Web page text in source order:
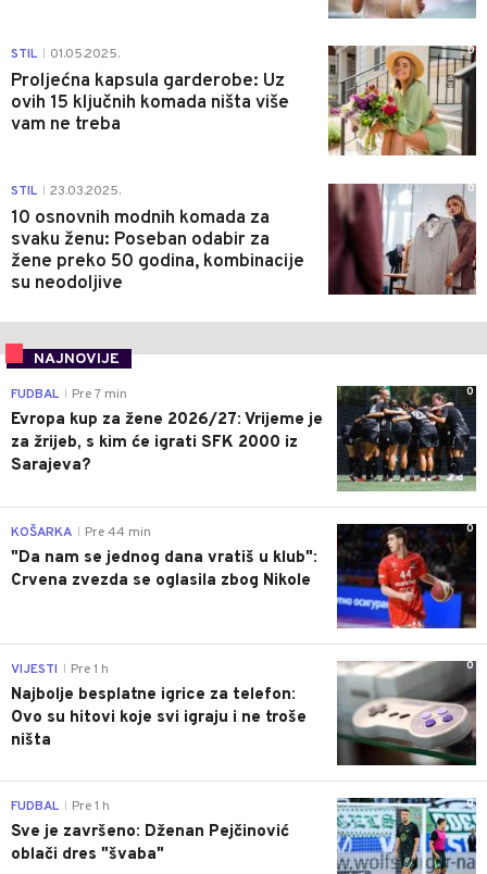
STIL 01.05.2025.
Proljećna kapsula garderobe: Uz
ovih 15 ključnih komada ništa više
vam ne treba
0
STIL 23.03.2025.
10 osnovnih modnih komada za
svaku ženu: Poseban odabir za
žene preko 50 godina, kombinacije
su neodoljive
0
NAJNOVIJE
0
FUDBAL Pre 7 min
Evropa kup za žene 2026/27: Vrijeme je
za žrijeb, s kim će igrati SFK 2000 iz
Sarajeva?
0
KOŠARKA Pre 44 min
"Da nam se jednog dana vratiš u klub":
Crvena zvezda se oglasila zbog Nikole
0
VIJESTI Pre 1 h
Najbolje besplatne igrice za telefon:
Ovo su hitovi koje svi igraju i ne troše
ništa
0
FUDBAL Pre 1 h
Sve je završeno: Dženan Pejčinović
oblači dres "švaba"